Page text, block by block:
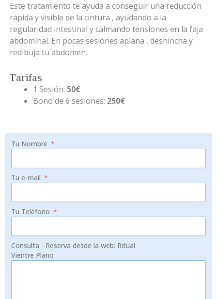
Este tratamiento te ayuda a conseguir una reducción
rápida y visible de la cintura , ayudando a la
regularidad intestinal y calmando tensiones en la faja
abdominal. En pocas sesiones aplana , deshincha y
redibuja tu abdomen.
Tarifas
1 Sesión: 50€
Bono de 6 sesiones: 250€
Tu Nombre
Tu e-mail
Tu Teléfono
Consulta - Reserva desde la web: Ritual
Vientre Plano